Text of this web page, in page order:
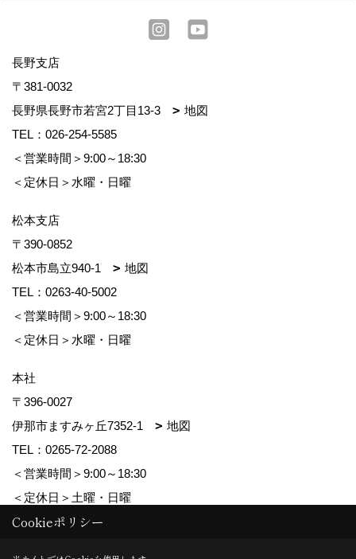
長野支店
〒381-0032
長野県長野市若宮2丁目13-3
地図
TEL： 026-254-5585
＜営業時間＞9:00～18:30
＜定休日＞水曜・日曜
松本支店
〒390-0852
松本市島立940-1
地図
TEL： 0263-40-5002
＜営業時間＞9:00～18:30
＜定休日＞水曜・日曜
本社
〒396-0027
伊那市ますみヶ丘7352-1
地図
TEL： 0265-72-2088
＜営業時間＞9:00～18:30
＜定休日＞土曜・日曜
Cookieポリシー